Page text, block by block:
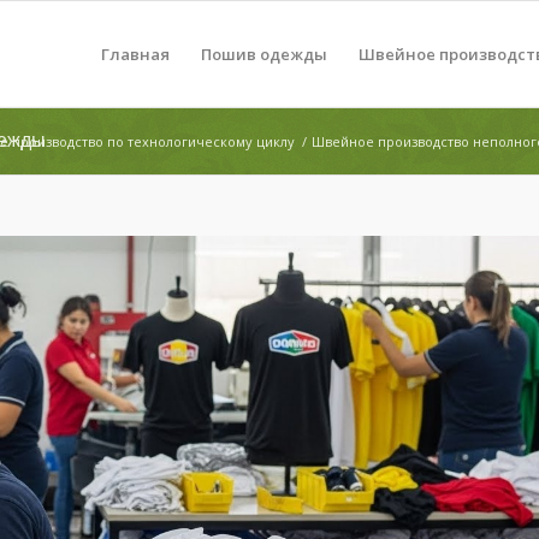
Главная Пошив одежды Швейное
производство по технологическому циклу / Швейное производство